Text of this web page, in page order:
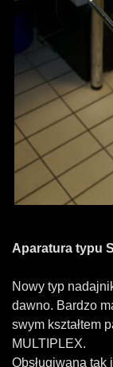
Aparatura typu
Nowy typ
dawno. Bardzo
swym kształtem
MULTIPLEX.
Obsługiwana tak